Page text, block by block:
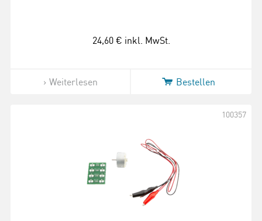
24,60 € inkl. MwSt.
Weiterlesen Bestellen
100357